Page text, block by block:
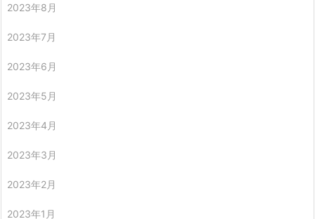
2023年8月
2023年7月
2023年6月
2023年5月
2023年4月
2023年3月
2023年2月
2023年1月